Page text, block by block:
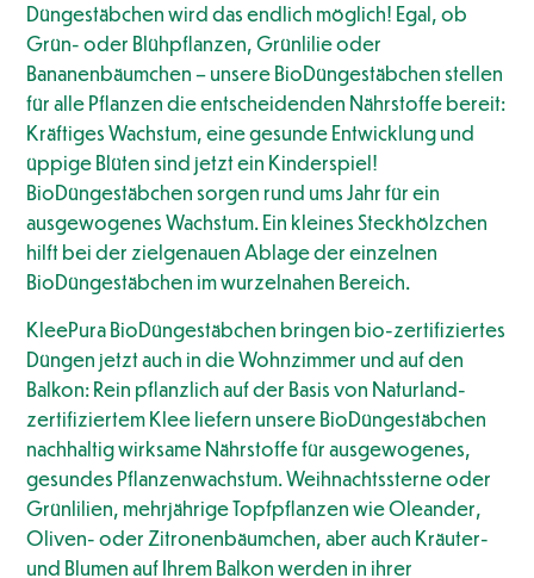
Düngestäbchen wird das endlich möglich! Egal, ob
Grün- oder Blühpflanzen, Grünlilie oder
Bananenbäumchen – unsere BioDüngestäbchen stellen
für alle Pflanzen die entscheidenden Nährstoffe bereit:
Kräftiges Wachstum, eine gesunde Entwicklung und
üppige Blüten sind jetzt ein Kinderspiel!
BioDüngestäbchen sorgen rund ums Jahr für ein
ausgewogenes Wachstum. Ein kleines Steckhölzchen
hilft bei der zielgenauen Ablage der einzelnen
BioDüngestäbchen im wurzelnahen Bereich.
KleePura BioDüngestäbchen bringen bio-zertifiziertes
Düngen jetzt auch in die Wohnzimmer und auf den
Balkon: Rein pflanzlich auf der Basis von Naturland-
zertifiziertem Klee liefern unsere BioDüngestäbchen
nachhaltig wirksame Nährstoffe für ausgewogenes,
gesundes Pflanzenwachstum. Weihnachtssterne oder
Grünlilien, mehrjährige Topfpflanzen wie Oleander,
Oliven- oder Zitronenbäumchen, aber auch Kräuter-
und Blumen auf Ihrem Balkon werden in ihrer